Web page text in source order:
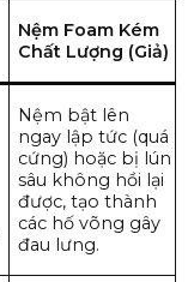
Nệm Foam Kém
Chất Lượng (Giả)
Nệm bật lên
ngay lập tức (quá
cứng) hoặc bị lún
sâu không hồi lại
được, tạo thành
các hố võng gây
đau lưng.